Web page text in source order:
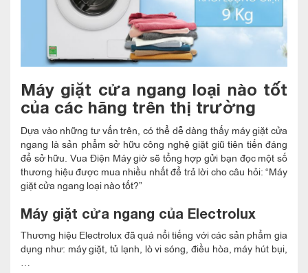
Máy giặt cửa ngang loại nào tốt
của các hãng trên thị trường
Dựa vào những tư vấn trên, có thể dễ dàng thấy máy giặt cửa
ngang là sản phẩm sở hữu công nghệ giặt giũ tiên tiến đáng
để sở hữu. Vua Điện Máy giờ sẽ tổng hợp gửi bạn đọc một số
thương hiệu được mua nhiều nhất để trả lời cho câu hỏi: “Máy
giặt cửa ngang loại nào tốt?”
Máy giặt cửa ngang của Electrolux
Thương hiệu Electrolux đã quá nổi tiếng với các sản phẩm gia
dụng như: máy giặt, tủ lạnh, lò vi sóng, điều hòa, máy hút bụi,